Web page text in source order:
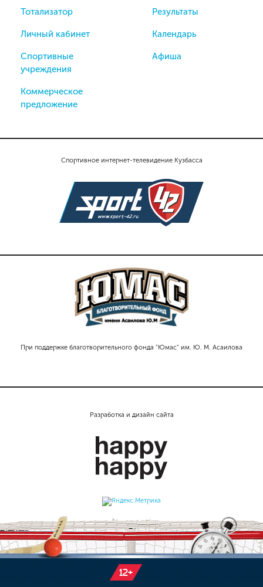
Спортивное интернет-телевидение Кузбасса
При поддержке благотворительного фонда "Юмас" им. Ю. М. Асаилова
Тотализатор
Личный кабинет
Спортивные
учреждения
Коммерческое
предложение
Результаты
Календарь
Афиша
Разработка и дизайн сайта
12+